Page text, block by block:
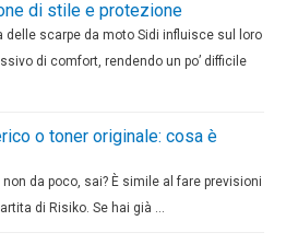
di stile e protezione
delle scarpe da moto Sidi influisce sul loro
di comfort, rendendo un po’ difficile
o toner originale: cosa è
da poco, sai? È simile al fare previsioni
di Risiko. Se hai già …